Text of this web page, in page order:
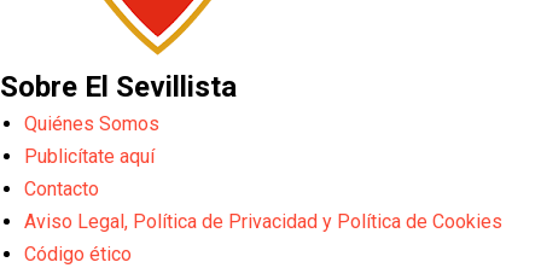
Sobre El Sevillista
Quiénes Somos
Publicítate aquí
Contacto
Aviso Legal, Política de Privacidad y Política de Cookies
Código ético